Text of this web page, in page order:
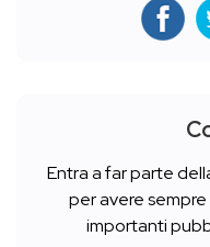
Entra a far parte
per avere
importanti